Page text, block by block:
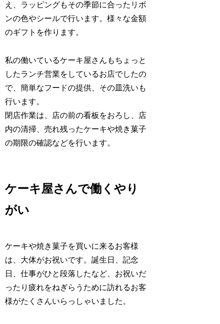
え、ラッピングもその季節に合ったリボ
ンの色やシールで行います。様々な金額
のギフトを作ります。
私の働いているケーキ屋さんもちょっと
したランチ営業をしているお店でしたの
で、簡単なフードの提供、その皿洗いも
行います。
閉店作業は、店の前の看板をおろし、店
内の清掃、売れ残ったケーキや焼き菓子
の期限の確認などを行います。
ケーキ屋さんで働くやり
がい
ケーキや焼き菓子を買いに来るお客様
は、大体がお祝いです。誕生日、記念
日、仕事がひと段落したなど、お祝いだ
ったり疲れをねぎらうために訪れるお客
様がたくさんいらっしゃいました。